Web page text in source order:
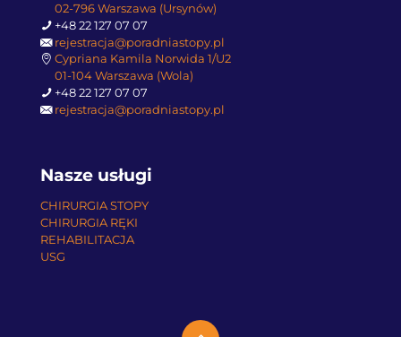
02-796 Warszawa (Ursynów)
+48 22 127 07 07
rejestracja@poradniastopy.pl
Cypriana Kamila Norwida 1/U2
01-104 Warszawa (Wola)
+48 22 127 07 07
rejestracja@poradniastopy.pl
Nasze usługi
CHIRURGIA STOPY
CHIRURGIA RĘKI
REHABILITACJA
USG